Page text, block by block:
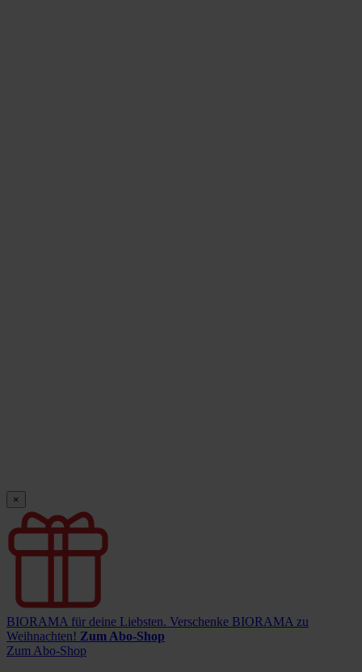
×
BIORAMA für deine Liebsten. Verschenke BIORAMA zu
Weihnachten! Zum Abo-Shop
Zum Abo-Shop